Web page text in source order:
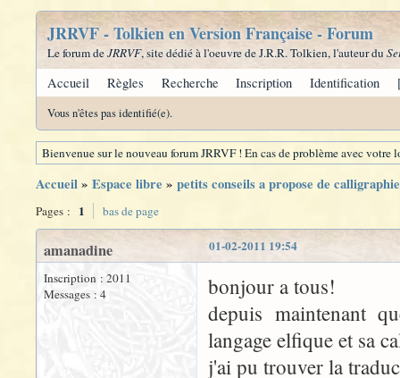
JRRVF - Tolkien en Version Française - Forum
Le forum deJRRVF, site dédié à l'oeuvre de J.R.R. Tolkien, l'auteur du
Accueil Règles Recherche Inscription Identification
Vous n'êtes pas identifié(e).
Bienvenue sur le nouveau forum JRRVF ! En cas de problème avec
Accueil» Espace libre » petits conseils a propose de
Pages : 1 bas de page
01-02-2011 19:54
amanadine
Inscription : 2011
Messages : 4
bonjour a tous!
depuis maintenant
langage elfique et sa
j'ai pu trouver la